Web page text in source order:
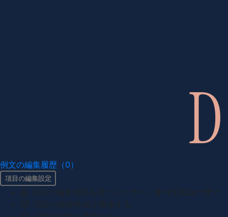
例文の編集履歴（0）
項目の編集設定